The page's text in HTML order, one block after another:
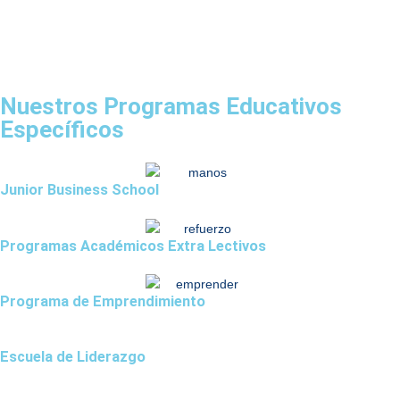
Nuestros Programas Educativos
Específicos
Junior Business School
Programas Académicos Extra Lectivos
Programa de Emprendimiento
Escuela de Liderazgo